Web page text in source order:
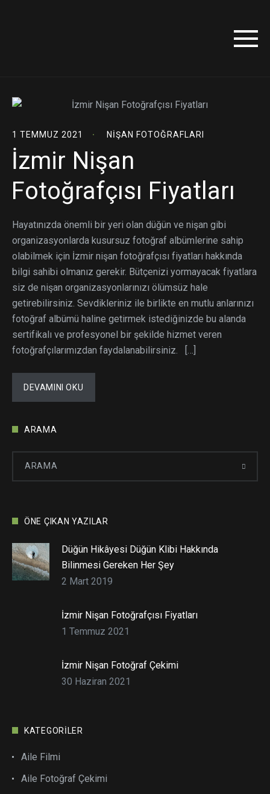
1 TEMMUZ 2021 NIŞAN FOTOĞRAFLARI
İzmir Nişan
Fotoğrafçısı Fiyatları
Hayatınızda önemli bir yeri olan düğün ve nişan gibi
organizasyonlarda kusursuz fotoğraf albümlerine sahip
olabilmek için İzmir nişan fotoğrafçısı fiyatları hakkında
bilgi sahibi olmanız gerekir. Bütçenizi yormayacak fiyatlara
siz de nişan organizasyonlarınızı ölümsüz hale
getirebilirsiniz. Sevdikleriniz ile birlikte en mutlu anlarınızı
fotoğraf albümü haline getirmek istediğinizde bu alanda
sertifikalı ve profesyonel bir şekilde hizmet veren
fotoğrafçılarımızdan faydalanabilirsiniz. […]
DEVAMINI OKU
ARAMA
ÖNE ÇIKAN YAZILAR
Düğün Hikâyesi Düğün Klibi Hakkında
Bilinmesi Gereken Her Şey
2 Mart 2019
İzmir Nişan Fotoğrafçısı Fiyatları
1 Temmuz 2021
İzmir Nişan Fotoğraf Çekimi
30 Haziran 2021
KATEGORILER
Aile Filmi
Aile Fotoğraf Çekimi